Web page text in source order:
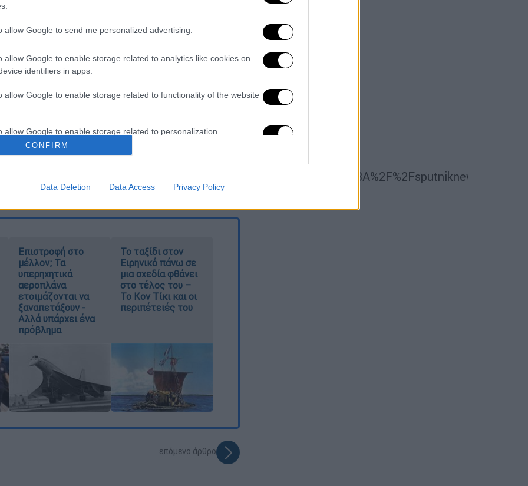
allow Google to send me personalized advertising.
allow Google to enable storage related to analytics like cookies on
identifiers in apps.
allow Google to enable storage related to functionality of the website
allow Google to enable storage related to personalization.
CONFIRM
Data Deletion Data Access Privacy Policy
of the
droplets in the clouds like a prism.
C1OqVvEMrQ
QfFNexSpn4
October 11, 2019
1182864891792609281?
o-tyfonas-Hagibis%2F
Επιστροφή στο
μέλλον; Τα
υπερηχητικά
αεροπλάνα
ετοιμάζονται να
ξαναπετάξουν -
Αλλά υπάρχει ένα
πρόβλημα
Το ταξίδι στον
Ειρηνικό πάνω σε
μια σχεδία φθάνει
στο τέλος του –
Το Κον Τίκι και οι
περιπέτειές του
επόμενο άρθρο